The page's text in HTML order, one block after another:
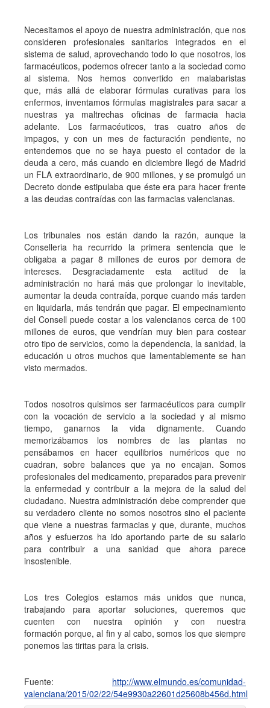
Necesitamos el apoyo de nuestra administración, que nos
consideren profesionales sanitarios integrados en el
sistema de salud, aprovechando todo lo que nosotros, los
farmacéuticos, podemos ofrecer tanto a la sociedad como
al sistema. Nos hemos convertido en malabaristas
que, más allá de elaborar fórmulas curativas para los
enfermos, inventamos fórmulas magistrales para sacar a
nuestras ya maltrechas oficinas de farmacia hacia
adelante. Los farmacéuticos, tras cuatro años de
impagos, y con un mes de facturación pendiente, no
entendemos que no se haya puesto el contador de la
deuda a cero, más cuando en diciembre llegó de Madrid
un FLA extraordinario, de 900 millones, y se promulgó un
Decreto donde estipulaba que éste era para hacer frente
a las deudas contraídas con las farmacias valencianas.
Los tribunales nos están dando la razón, aunque la
Conselleria ha recurrido la primera sentencia que le
obligaba a pagar 8 millones de euros por demora de
intereses. Desgraciadamente esta actitud de la
administración no hará más que prolongar lo inevitable,
aumentar la deuda contraída, porque cuando más tarden
en liquidarla, más tendrán que pagar. El empecinamiento
del Consell puede costar a los valencianos cerca de 100
millones de euros, que vendrían muy bien para costear
otro tipo de servicios, como la dependencia, la sanidad, la
educación u otros muchos que lamentablemente se han
visto mermados.
Todos nosotros quisimos ser farmacéuticos para cumplir
con la vocación de servicio a la sociedad y al mismo
tiempo, ganarnos la vida dignamente. Cuando
memorizábamos los nombres de las plantas no
pensábamos en hacer equilibrios numéricos que no
cuadran, sobre balances que ya no encajan. Somos
profesionales del medicamento, preparados para prevenir
la enfermedad y contribuir a la mejora de la salud del
ciudadano. Nuestra administración debe comprender que
su verdadero cliente no somos nosotros sino el paciente
que viene a nuestras farmacias y que, durante, muchos
años y esfuerzos ha ido aportando parte de su salario
para contribuir a una sanidad que ahora parece
insostenible.
Los tres Colegios estamos más unidos que nunca,
trabajando para aportar soluciones, queremos que
cuenten con nuestra opinión y con nuestra
formación porque, al fin y al cabo, somos los que siempre
ponemos las tiritas para la crisis.
Fuente: http://www.elmundo.es/comunidad-
valenciana/2015/02/22/54e9930a22601d25608b456d.html